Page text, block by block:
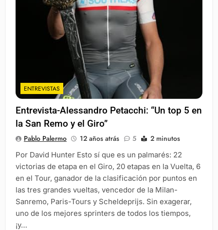
ENTREVISTAS
Entrevista-Alessandro Petacchi: “Un top 5 en
la San Remo y el Giro”
Pablo Palermo 12 años atrás 5 2 minutos
Por David Hunter Esto sí que es un palmarés: 22
victorias de etapa en el Giro, 20 etapas en la Vuelta, 6
en el Tour, ganador de la clasificación por puntos en
las tres grandes vueltas, vencedor de la Milan-
Sanremo, Paris-Tours y Scheldeprijs. Sin exagerar,
uno de los mejores sprinters de todos los tiempos,
¡y…